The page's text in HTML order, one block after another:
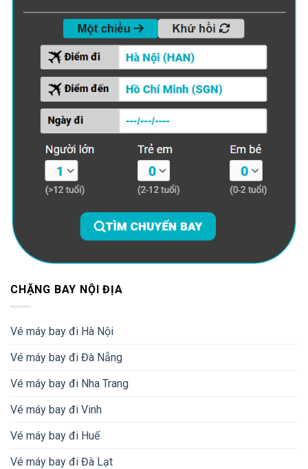
CHẶNG BAY NỘI ĐỊA
Vé máy bay đi Hà Nội
Vé máy bay đi Đà Nẵng
Vé máy bay đi Nha Trang
Vé máy bay đi Vinh
Vé máy bay đi Huế
Vé máy bay đi Đà Lạt